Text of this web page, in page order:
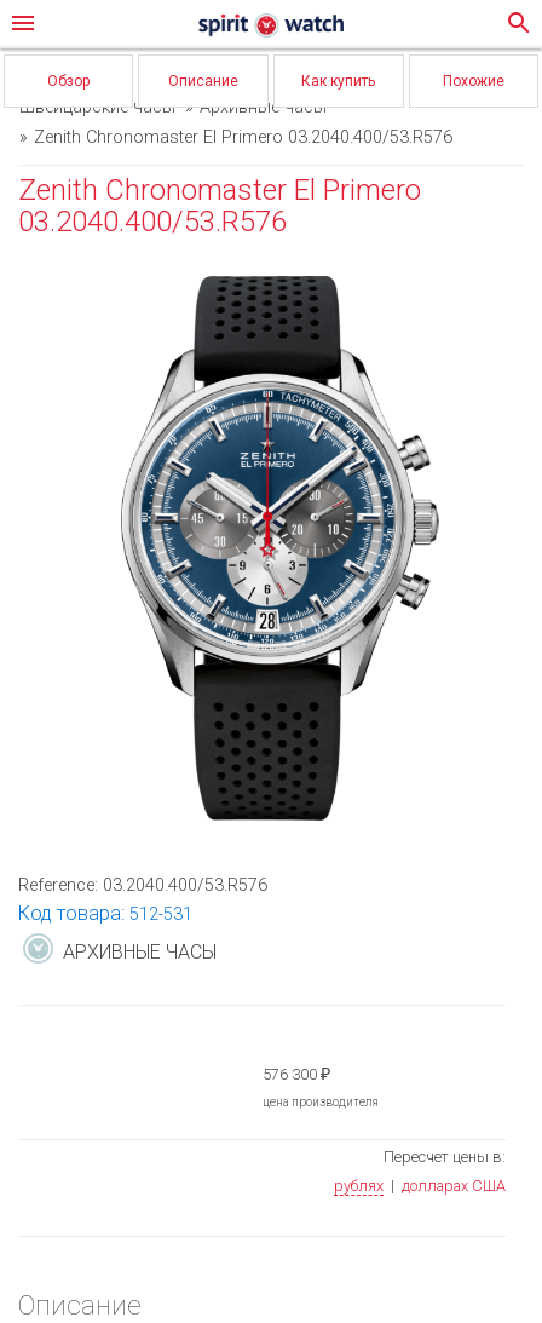
menu search
Обзор Описание Как купить Похожие
Швейцарские часы
Архивные часы
Zenith Chronomaster El Primero 03.2040.400/53.R576
Zenith Chronomaster El Primero
03.2040.400/53.R576
Reference: 03.2040.400/53.R576
Код товара: 512-531
АРХИВНЫЕ ЧАСЫ
576 300 ₽
цена производителя
Пересчет цены в:
рублях | долларах США
Описание